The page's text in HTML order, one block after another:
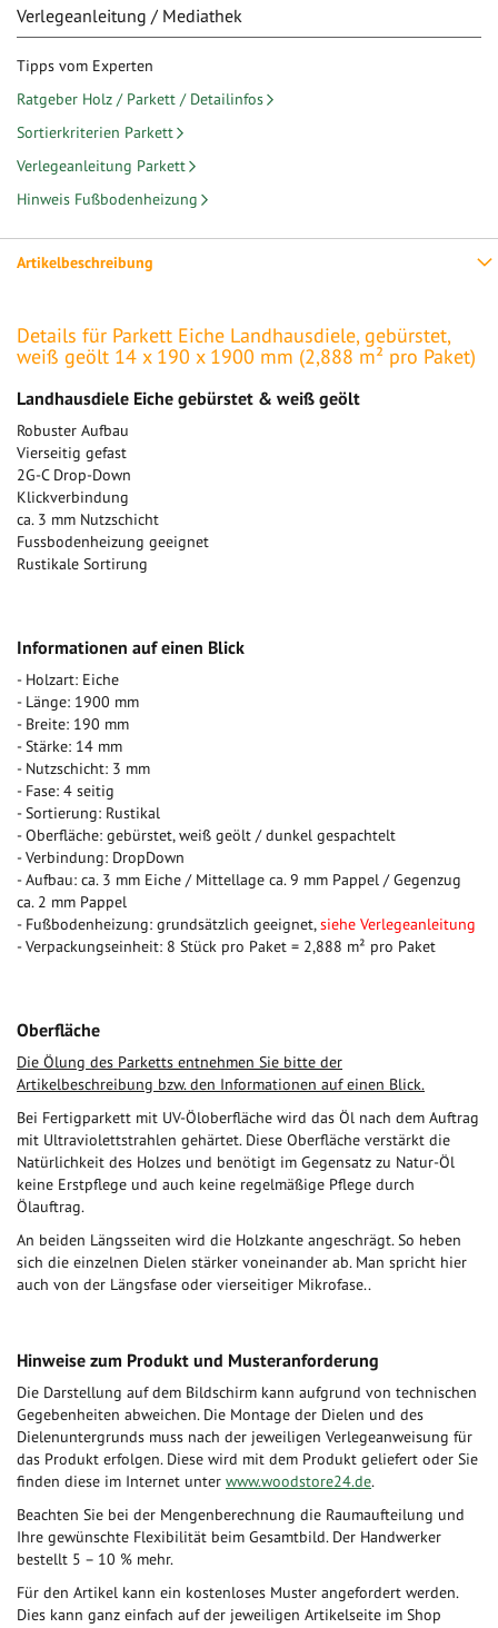
Artikelbeschreibung
Details für Parkett Eiche Landhausdiele, gebürstet,
weiß geölt 14 x 190 x 1900 mm (2,888 m² pro Paket)
Landhausdiele Eiche gebürstet & weiß geölt
Robuster Aufbau
Vierseitig gefast
2G-C Drop-Down
Klickverbindung
ca. 3 mm Nutzschicht
Fussbodenheizung geeignet
Rustikale Sortirung
Informationen auf einen Blick
- Holzart: Eiche
- Länge: 1900 mm
- Breite: 190 mm
- Stärke: 14 mm
- Nutzschicht: 3 mm
- Fase: 4 seitig
- Sortierung: Rustikal
- Oberfläche: gebürstet, weiß geölt / dunkel gespachtelt
- Verbindung: DropDown
- Aufbau: ca. 3 mm Eiche / Mittellage ca. 9 mm Pappel / Gegenzug
ca. 2 mm Pappel
- Fußbodenheizung: grundsätzlich geeignet,siehe Verlegeanleitung
- Verpackungseinheit: 8 Stück pro Paket = 2,888 m² pro Paket
Oberfläche
Die Ölung des Parketts entnehmen Sie bitte der
Artikelbeschreibung bzw. den Informationen auf einen Blick.
Bei Fertigparkett mit UV-Öloberfläche wird das Öl nach dem Auftrag
mit Ultraviolettstrahlen gehärtet. Diese Oberfläche verstärkt die
Natürlichkeit des Holzes und benötigt im Gegensatz zu Natur-Öl
keine Erstpflege und auch keine regelmäßige Pflege durch
Ölauftrag.
An beiden Längsseiten wird die Holzkante angeschrägt. So heben
sich die einzelnen Dielen stärker voneinander ab. Man spricht hier
auch von der Längsfase oder vierseitiger Mikrofase..
Hinweise zum Produkt und Musteranforderung
Die Darstellung auf dem Bildschirm kann aufgrund von technischen
Gegebenheiten abweichen. Die Montage der Dielen und des
Dielenuntergrunds muss nach der jeweiligen Verlegeanweisung für
das Produkt erfolgen. Diese wird mit dem Produkt geliefert oder Sie
finden diese im Internet unter www.woodstore24.de.
Beachten Sie bei der Mengenberechnung die Raumaufteilung und
Ihre gewünschte Flexibilität beim Gesamtbild. Der Handwerker
bestellt 5 – 10 % mehr.
Für den Artikel kann ein kostenloses Muster angefordert werden.
Dies kann ganz einfach auf der jeweiligen Artikelseite im Shop
Verlegeanleitung / Mediathek
Tipps vom Experten
Ratgeber Holz / Parkett / Detailinfos
Sortierkriterien Parkett
Verlegeanleitung Parkett
Hinweis Fußbodenheizung